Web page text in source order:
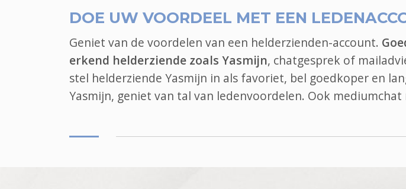
DOE UW VOORDEEL MET EEN
Geniet van de voordelen van een helderzienden-account.
erkend helderziende zoals Yasmijn, chatgesprek of
stel helderziende Yasmijn in als favoriet, bel goedkoper en
Yasmijn, geniet van tal van ledenvoordelen. Ook mediumchat